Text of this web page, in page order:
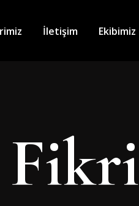
İletişim Ekibimiz
Fikri